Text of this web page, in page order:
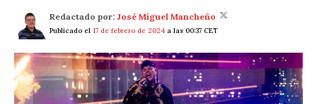
Redactado por: José Miguel Mancheño
Publicado el 17 de febrero de 2024 a las 00:37 CET